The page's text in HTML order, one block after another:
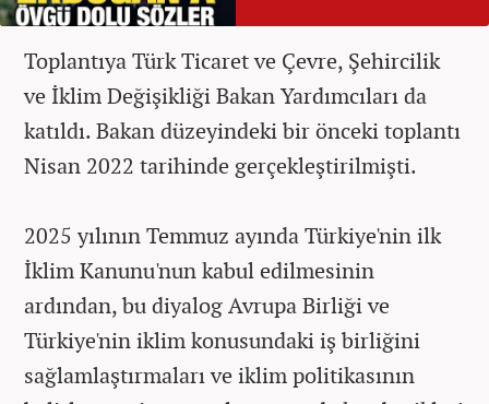
Toplantıya Türk Ticaret ve Çevre, Şehircilik
ve İklim Değişikliği Bakan Yardımcıları da
katıldı. Bakan düzeyindeki bir önceki toplantı
Nisan 2022 tarihinde gerçekleştirilmişti.
2025 yılının Temmuz ayında Türkiye'nin ilk
İklim Kanunu'nun kabul edilmesinin
ardından, bu diyalog Avrupa Birliği ve
Türkiye'nin iklim konusundaki iş birliğini
sağlamlaştırmaları ve iklim politikasının